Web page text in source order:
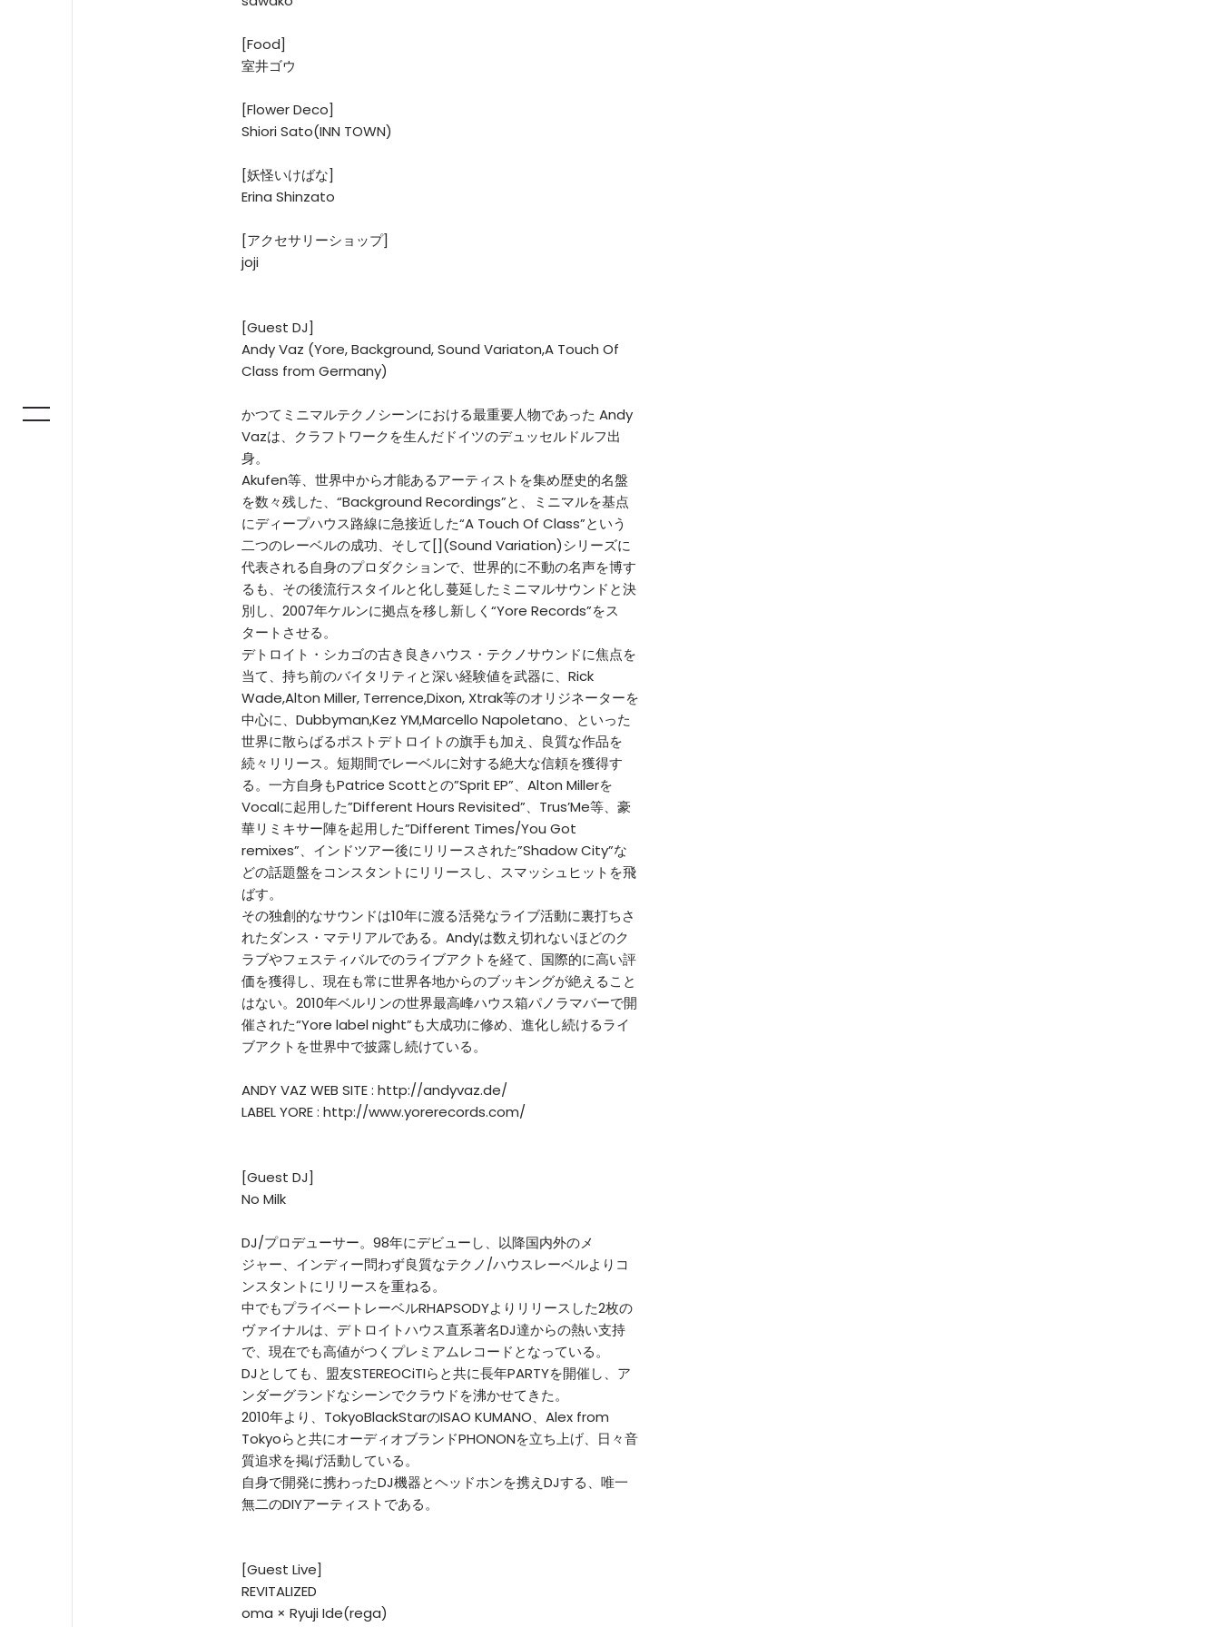
[Food]
室井ゴウ
[Flower Deco]
Shiori Sato(INN TOWN)
[妖怪いけばな]
Erina Shinzato
[アクセサリーショップ]
joji
[Guest DJ]
Andy Vaz (Yore, Background, Sound Variaton,A Touch Of
Class from Germany)
かつてミニマルテクノシーンにおける最重要人物であった Andy
Vazは、クラフトワークを生んだドイツのデュッセルドルフ出
身。
Akufen等、世界中から才能あるアーティストを集め歴史的名盤
を数々残した、“Background Recordings”と、ミニマルを基点
にディープハウス路線に急接近した“A Touch Of Class”という
二つのレーベルの成功、そして[](Sound Variation)シリーズに
代表される自身のプロダクションで、世界的に不動の名声を博す
るも、その後流行スタイルと化し蔓延したミニマルサウンドと決
別し、2007年ケルンに拠点を移し新しく“Yore Records”をス
タートさせる。
デトロイト・シカゴの古き良きハウス・テクノサウンドに焦点を
当て、持ち前のバイタリティと深い経験値を武器に、Rick
Wade,Alton Miller, Terrence,Dixon, Xtrak等のオリジネーターを
中心に、Dubbyman,Kez YM,Marcello Napoletano、といった
世界に散らばるポストデトロイトの旗手も加え、良質な作品を
続々リリース。短期間でレーベルに対する絶大な信頼を獲得す
る。一方自身もPatrice Scottとの”Sprit EP”、Alton Millerを
Vocalに起用した”Different Hours Revisited”、Trus’Me等、豪
華リミキサー陣を起用した”Different Times/You Got
remixes”、インドツアー後にリリースされた”Shadow City”な
どの話題盤をコンスタントにリリースし、スマッシュヒットを飛
ばす。
その独創的なサウンドは10年に渡る活発なライブ活動に裏打ちさ
れたダンス・マテリアルである。Andyは数え切れないほどのク
ラブやフェスティバルでのライブアクトを経て、国際的に高い評
価を獲得し、現在も常に世界各地からのブッキングが絶えること
はない。2010年ベルリンの世界最高峰ハウス箱パノラマバーで開
催された“Yore label night”も大成功に修め、進化し続けるライ
ブアクトを世界中で披露し続けている。
ANDY VAZ WEB SITE : http://andyvaz.de/
LABEL YORE : http://www.yorerecords.com/
[Guest DJ]
No Milk
DJ/プロデューサー。98年にデビューし、以降国内外のメ
ジャー、インディー問わず良質なテクノ/ハウスレーベルよりコ
ンスタントにリリースを重ねる。
中でもプライベートレーベルRHAPSODYよりリリースした2枚の
ヴァイナルは、デトロイトハウス直系著名DJ達からの熱い支持
で、現在でも高値がつくプレミアムレコードとなっている。
DJとしても、盟友STEREOCiTIらと共に長年PARTYを開催し、ア
ンダーグランドなシーンでクラウドを沸かせてきた。
2010年より、TokyoBlackStarのISAO KUMANO、Alex from
Tokyoらと共にオーディオブランドPHONONを立ち上げ、日々音
質追求を掲げ活動している。
自身で開発に携わったDJ機器とヘッドホンを携えDJする、唯一
無二のDIYアーティストである。
[Guest Live]
REVITALIZED
oma × Ryuji Ide(rega)